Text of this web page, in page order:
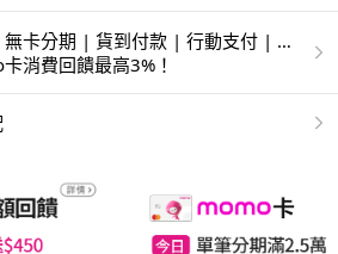
卡分期 | 貨到付款 | 行動支付 | 超
聯卡
消費回饋最高3%！